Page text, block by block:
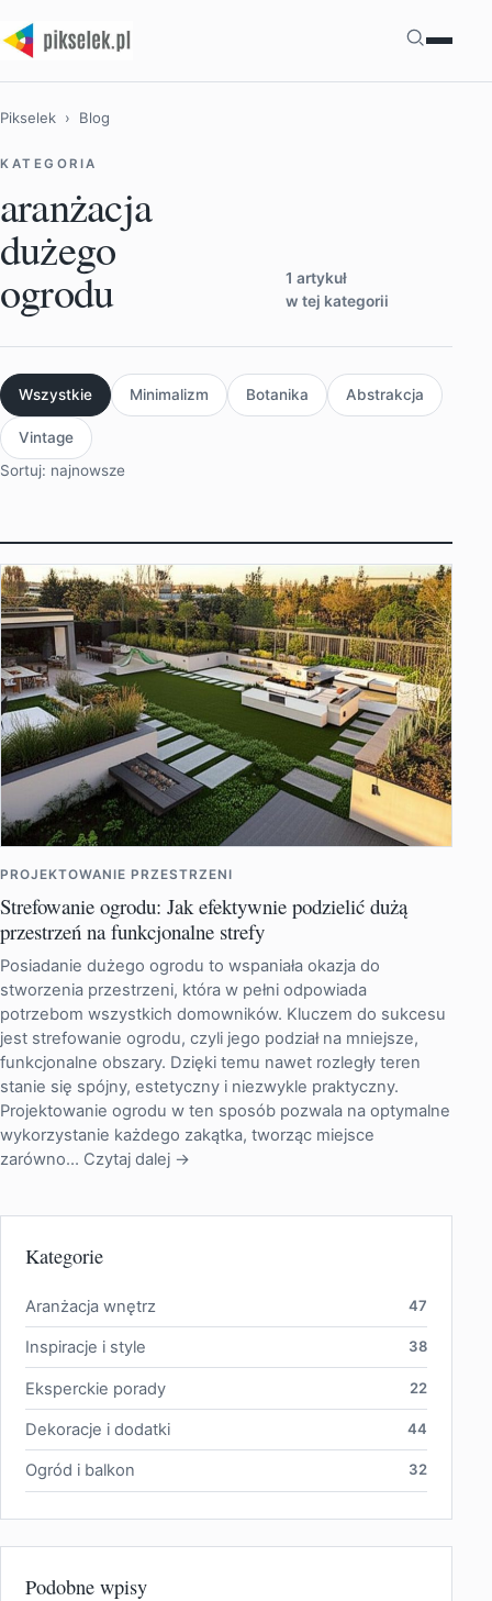
Szukaj
Pikselek › Blog
KATEGORIA
aranżacja
dużego
ogrodu
1 artykuł
w tej kategorii
Wszystkie Minimalizm Botanika Abstrakcja
Vintage
Sortuj: najnowsze
PROJEKTOWANIE PRZESTRZENI
Strefowanie ogrodu: Jak efektywnie podzielić dużą
przestrzeń na funkcjonalne strefy
Posiadanie dużego ogrodu to wspaniała okazja do
stworzenia przestrzeni, która w pełni odpowiada
potrzebom wszystkich domowników. Kluczem do sukcesu
jest strefowanie ogrodu, czyli jego podział na mniejsze,
funkcjonalne obszary. Dzięki temu nawet rozległy teren
stanie się spójny, estetyczny i niezwykle praktyczny.
Projektowanie ogrodu w ten sposób pozwala na optymalne
wykorzystanie każdego zakątka, tworząc miejsce
zarówno… Czytaj dalej →
Kategorie
Aranżacja wnętrz 47
Inspiracje i style 38
Eksperckie porady 22
Dekoracje i dodatki 44
Ogród i balkon 32
Podobne wpisy